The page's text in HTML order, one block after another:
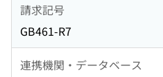
請求記号
GB461-R7
連携機関・データベース